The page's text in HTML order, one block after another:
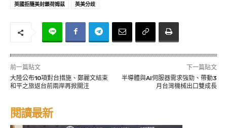
英國拒隨美封鎖荷姆茲
英美分歧
前一篇貼文
大陸公布10項對台措施、鄭麗文結束
和平之旅返台前兩岸再掀關注
下一篇貼文
半導體與AI伺服器需求強勁、帶動3
月台灣機械出口雙成長
閱讀最新